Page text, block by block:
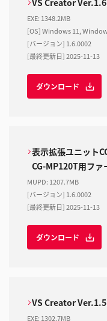
VS Creator
EXE: 1348.2MB
[OS] Windows 11,
[バージョン] 1.6.0002
[最終更新日] 2025-11-13
ダウンロード
表示拡張ユニット
CG-MP120T用フ
MUPD: 1207.7MB
[バージョン] 1.6.0002
[最終更新日] 2025-11-13
ダウンロード
VS Creator
EXE: 1302.7MB